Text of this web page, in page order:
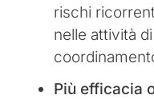
rischi
nelle attività
Più efficacia